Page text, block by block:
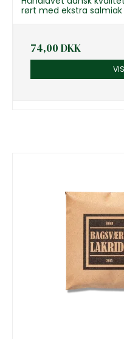
rørt med ekstra
74,00 DKK